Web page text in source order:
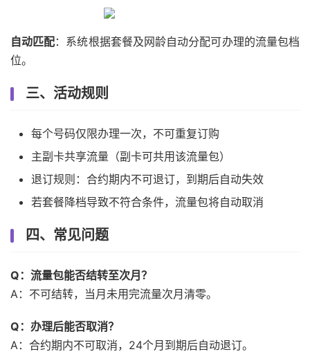
自动匹配：系统根据套餐及网龄自动分配可办理的流量包档
位。
三、活动规则
每个号码仅限办理一次，不可重复订购
主副卡共享流量（副卡可共用该流量包）
退订规则：合约期内不可退订，到期后自动失效
若套餐降档导致不符合条件，流量包将自动取消
四、常见问题
Q：流量包能否结转至次月？
A：不可结转，当月未用完流量次月清零。
Q：办理后能否取消？
A：合约期内不可取消，24个月到期后自动退订。